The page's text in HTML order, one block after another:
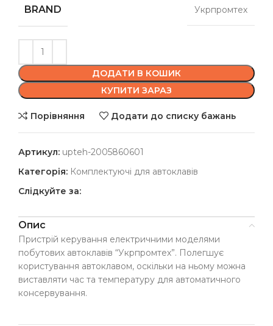
BRAND Укрпромтех
ДОДАТИ В КОШИК
КУПИТИ ЗАРАЗ
Порівняння Додати до списку бажань
Артикул: upteh-2005860601
Категорія: Комплектуючі для автоклавів
Слідкуйте за:
Опис
Пристрій керування електричними моделями
побутових автоклавів “Укрпромтех”. Полегшує
користування автоклавом, оскільки на ньому можна
виставляти час та температуру для автоматичного
консервування.